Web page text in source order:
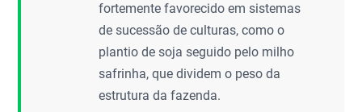
fortemente favorecido em sistemas
de sucessão de culturas, como o
plantio de soja seguido pelo milho
safrinha, que dividem o peso da
estrutura da fazenda.